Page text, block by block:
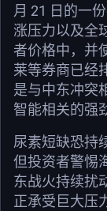
月 21 日的一
涨压力以及全
者价格中，并
莱等券商已经
是与中东冲突
智能相关的强
尿素短缺恐持
但投资者警惕
东战火持续扰
正承受巨大压